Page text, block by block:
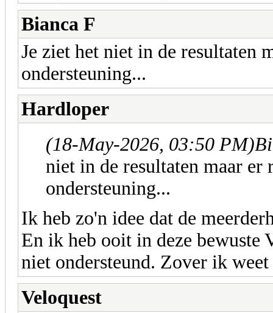
Bianca F
Je ziet het niet in de resultaten
ondersteuning...
Hardloper
(18-May-2026, 03:50 PM)
niet in de resultaten maar er
ondersteuning...
Ik heb zo'n idee dat de
En ik heb ooit in deze bewuste
niet ondersteund. Zover ik weet
Veloquest